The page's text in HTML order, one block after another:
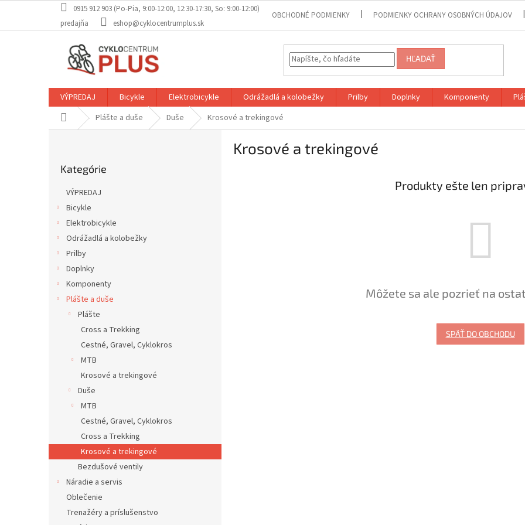
obsah
0915 912 903 (Po-Pia, 9:00-12:00, 12:30-17:30, So: 9:00-12:00)
predajňa
eshop@cyklocentrumplus.sk
OBCHODNÉ PODMIENKY PODMIENKY OCHRANY OSOBNÝCH ÚDAJOV
HĽADAŤ
VÝPREDAJ Bicykle Elektrobicykle Odrážadlá a kolobežky Prilby Doplnky Komponenty
DomovPlášte a duše Duše Krosové a trekingové
kategórie
Kategórie
VÝPREDAJ
Bicykle
Elektrobicykle
Odrážadlá a kolobežky
Prilby
Doplnky
Komponenty
Plášte a duše
Plášte
Cross a Trekking
Cestné, Gravel, Cyklokros
MTB
Krosové a trekingové
Duše
MTB
Cestné, Gravel, Cyklokros
Cross a Trekking
Krosové a trekingové
Bezdušové ventily
Náradie a servis
Oblečenie
Trenažéry a príslušenstvo
Krosové a trekingové
Produkty ešte len
Môžete sa ale pozrieť na
SPÄŤ DO OBCHODU